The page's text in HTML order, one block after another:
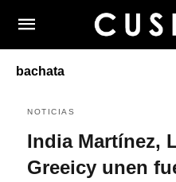
bachata
NOTICIAS
India Martínez,
Greeicy unen